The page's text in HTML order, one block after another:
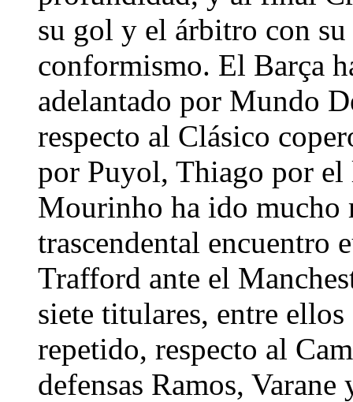
su gol y el árbitro con
conformismo. El Barça
adelantado por Mundo
respecto al Clásico
por Puyol, Thiago por
Mourinho ha ido mucho
trascendental encuentro
Trafford ante el
siete titulares, entre
repetido, respecto al
defensas Ramos,